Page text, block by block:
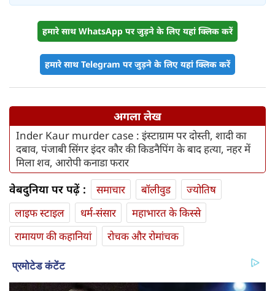
हमारे साथ WhatsApp पर जुड़ने के लिए यहां क्लिक करें
हमारे साथ Telegram पर जुड़ने के लिए यहां क्लिक करें
अगला लेख
Inder Kaur murder case : इंस्टाग्राम पर दोस्ती, शादी का
दबाव, पंजाबी सिंगर इंदर कौर की किडनैपिंग के बाद हत्या, नहर में
मिला शव, आरोपी कनाडा फरार
वेबदुनिया पर पढ़ें : समाचार बॉलीवुड
ज्योतिष
लाइफ स्‍टाइल
धर्म-संसार
महाभारत के किस्से
रामायण की कहानियां
रोचक और रोमांचक